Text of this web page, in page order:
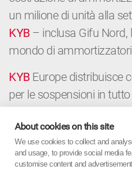
un milione di unità alla
KYB– inclusa Gifu Nord,
mondo di
KYBEurope distribuisce
per le sospensioni in
componenti premium e
Dall’OEM all’Aftermarket,
precisione Giapponese e
About cookies on this site
We use cookies to collect and
and usage, to provide social media
customise content and